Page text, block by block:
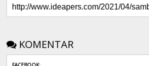
KOMENTAR